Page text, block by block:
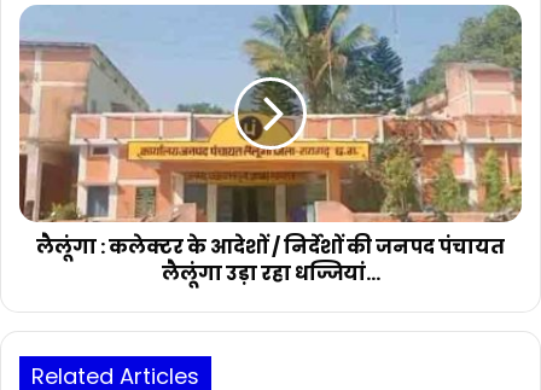
डाऊनलोड
लैलूंगा
:
कलेक्टर
के
आदेशों
/
निर्देशों
की
जनपद
पंचायत
रहा
लैलूंगा : कलेक्टर के आदेशों / निर्देशों की जनपद पंचायत
लैलूंगा उड़ा रहा धज्जियां…
Related Articles